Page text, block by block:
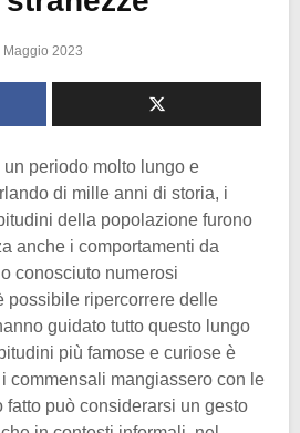
Maggio 2023
un periodo molto lungo e
di mille anni di storia, i
della popolazione furono
anche i comportamenti da
conosciuto numerosi
possibile ripercorrere delle
guidato tutto questo lungo
più famose e curiose è
commensali mangiassero con le
fatto può considerarsi un gesto